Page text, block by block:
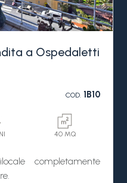
da offrire.
a Ospedaletti
COD.1B10
40 MQ
completamente